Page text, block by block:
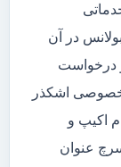
در آن
درخواست
خصوصی اشکذر
اکیپ و
عنوان